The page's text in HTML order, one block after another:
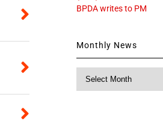
BPDA writes to PM
Monthly News